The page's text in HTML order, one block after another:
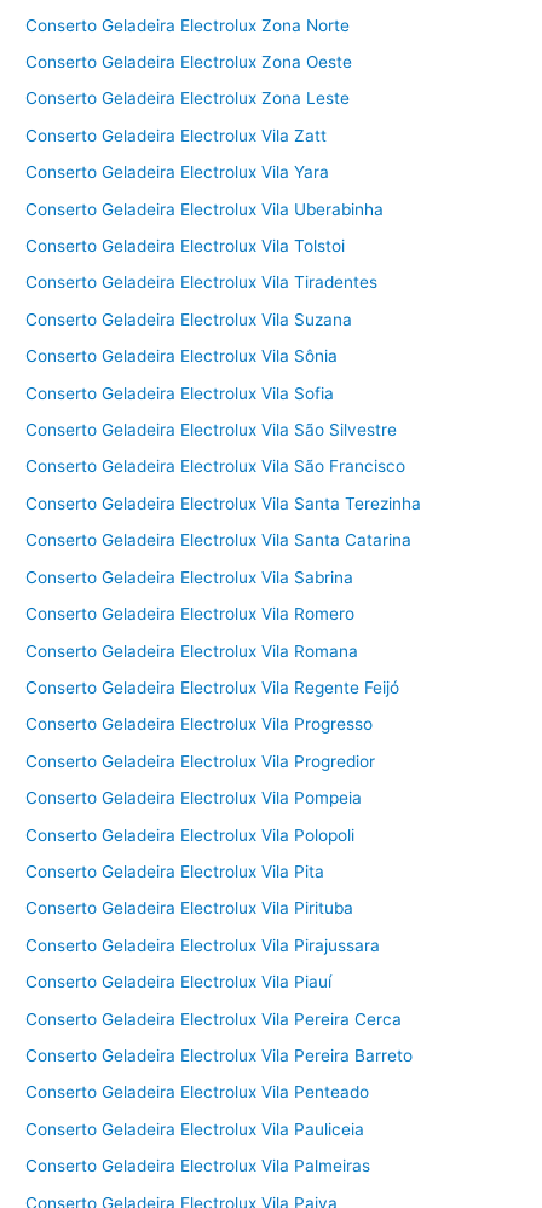
Conserto Geladeira Electrolux Zona Norte
Conserto Geladeira Electrolux Zona Oeste
Conserto Geladeira Electrolux Zona Leste
Conserto Geladeira Electrolux Vila Zatt
Conserto Geladeira Electrolux Vila Yara
Conserto Geladeira Electrolux Vila Uberabinha
Conserto Geladeira Electrolux Vila Tolstoi
Conserto Geladeira Electrolux Vila Tiradentes
Conserto Geladeira Electrolux Vila Suzana
Conserto Geladeira Electrolux Vila Sônia
Conserto Geladeira Electrolux Vila Sofia
Conserto Geladeira Electrolux Vila São Silvestre
Conserto Geladeira Electrolux Vila São Francisco
Conserto Geladeira Electrolux Vila Santa Terezinha
Conserto Geladeira Electrolux Vila Santa Catarina
Conserto Geladeira Electrolux Vila Sabrina
Conserto Geladeira Electrolux Vila Romero
Conserto Geladeira Electrolux Vila Romana
Conserto Geladeira Electrolux Vila Regente Feijó
Conserto Geladeira Electrolux Vila Progresso
Conserto Geladeira Electrolux Vila Progredior
Conserto Geladeira Electrolux Vila Pompeia
Conserto Geladeira Electrolux Vila Polopoli
Conserto Geladeira Electrolux Vila Pita
Conserto Geladeira Electrolux Vila Pirituba
Conserto Geladeira Electrolux Vila Pirajussara
Conserto Geladeira Electrolux Vila Piauí
Conserto Geladeira Electrolux Vila Pereira Cerca
Conserto Geladeira Electrolux Vila Pereira Barreto
Conserto Geladeira Electrolux Vila Penteado
Conserto Geladeira Electrolux Vila Pauliceia
Conserto Geladeira Electrolux Vila Palmeiras
Conserto Geladeira Electrolux Vila Paiva